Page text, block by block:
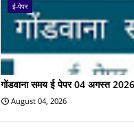
ई-पेपर
गोंडवाना समय ई पेपर 04 अगस्त 2026
August 04, 2026